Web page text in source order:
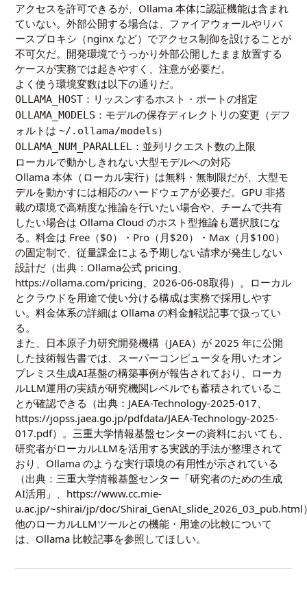
アクセスを許可できるが、Ollama 本体に認証機能は含まれ
ていない。外部公開する場合は、ファイアウォールやリバ
ースプロキシ（nginx など）でアクセス制御を設けることが
不可欠だ。開発環境でうっかり外部公開したまま放置する
ケースが実務では起きやすく、注意が必要だ。
よく使う環境変数は以下の通りだ。
OLLAMA_HOST ：リッスンするホスト・ポートの指定
OLLAMA_MODELS ：モデルの保存ディレクトリの変更（デフ
ォルトは~/.ollama/models）
OLLAMA_NUM_PARALLEL ：並列リクエスト数の上限
ローカルで動かしきれない大型モデルへの対応
Ollama 本体（ローカル実行）は無料・無制限だが、大型モ
デルを動かすには相応のハードウェアが必要だ。GPU 非搭
載の環境で高精度な推論を行いたい場合や、チームで共有
したい場合は Ollama Cloud のホスト型推論も選択肢にな
る。料金は Free（$0）・Pro（月$20）・Max（月$100）
の固定制で、従量課金による予期しない請求が発生しない
設計だ（出典：Ollama公式 pricing、
https://ollama.com/pricing、2026-06-08取得）。ローカル
とクラウドを用途で使い分ける構成は実務で採用しやす
い。料金体系の詳細は Ollama の料金解説記事で扱ってい
る。
また、日本原子力研究開発機構（JAEA）が 2025 年に公開
した技術報告書では、スーパーコンピュータを用いたオン
プレミス生成AI基盤の構築事例が報告されており、ローカ
ルLLM運用の実績が研究機関レベルでも蓄積されているこ
とが確認できる（出典：JAEA-Technology-2025-017、
https://jopss.jaea.go.jp/pdfdata/JAEA-Technology-2025-
017.pdf）。三重大学情報基盤センターの資料においても、
研究者がローカルLLMを活用する実践的手法が整理されて
おり、Ollama のような実行環境の有用性が示されている
（出典：三重大学情報基盤センター「研究者のための生成
AI活用」、https://www.cc.mie-
u.ac.jp/~shirai/jp/doc/Shirai_GenAI_slide_2026_03_pub.html
他のローカルLLMツールとの機能・用途の比較について
は、 Ollama 比較記事を参照してほしい。